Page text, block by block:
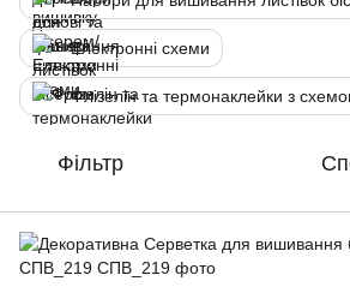
Електронні схеми
Флізелін та термонаклейки з
Фільтр